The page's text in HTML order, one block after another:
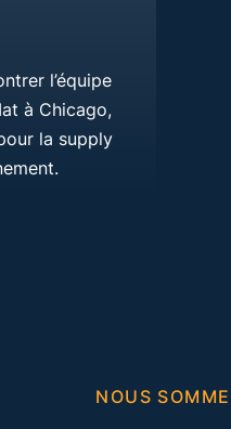
l’équipe
à Chicago,
la supply
NOUS